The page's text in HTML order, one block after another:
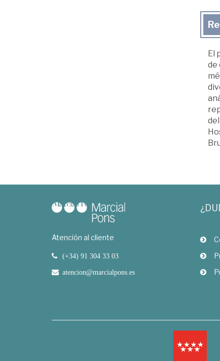
El
de
Atención al cliente
(+34) 91 304 33 03
atencion@marcialpons.es